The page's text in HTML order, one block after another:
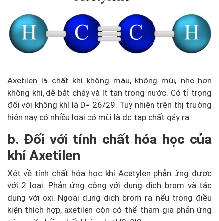
Axetilen là chất khí không màu, không mùi, nhẹ hơn
không khí, dễ bắt cháy và ít tan trong nước. Có tỉ trọng
đối với không khí là D= 26/29. Tuy nhiên trên thị trường
hiện nay có nhiều loại có mùi là do tạp chất gây ra.
b. Đối với tính chất hóa học của
khí Axetilen
Xét về tính chất hóa học khí Acetylen phản ứng được
với 2 loại: Phản ứng cộng với dung dịch brom và tác
dụng với oxi. Ngoài dung dịch brom ra, nếu trong điều
kiện thích hợp, axetilen còn có thể tham gia phản ứng